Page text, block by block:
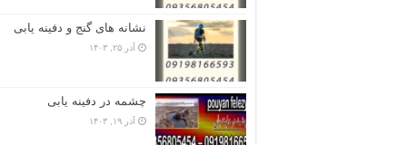
نشانه های گنج و دفینه یابی
آذر ۲۵, ۱۴۰۳
چشمه در دفینه یابی
آذر ۱۹, ۱۴۰۳